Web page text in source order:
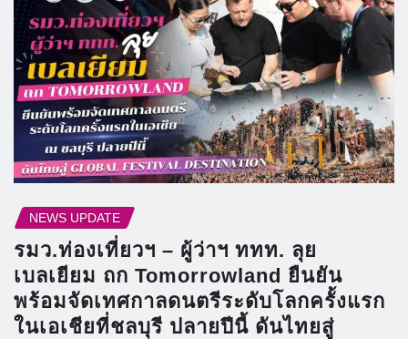
NEWS UPDATE
รมว.ท่องเที่ยวฯ – ผู้ว่าฯ ททท. ลุย
เบลเยียม ถก Tomorrowland ยืนยัน
พร้อมจัดเทศกาลดนตรีระดับโลกครั้งแรก
ในเอเชียที่ชลบุรี ปลายปีนี้ ดันไทยสู่